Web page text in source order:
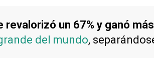
revalorizó un 67% y ganó
del mundo,